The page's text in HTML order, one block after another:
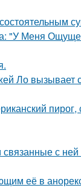
"У Меня
Ло вызывает
пирог,
с
её в